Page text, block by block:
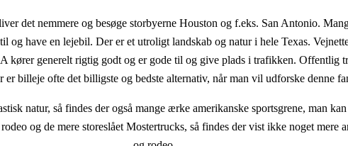
det nemmere og besøge storbyerne Houston og f.eks. San Antonio.
og have en lejebil. Der er et utroligt landskab og natur i hele Texas.
kører generelt rigtig godt og er gode til og give plads i trafikken. Offentlig
er billeje ofte det billigste og bedste alternativ, når man vil udforske denne
natur, så findes der også mange ærke amerikanske sportsgrene, man
og de mere storeslået Mostertrucks, så findes der vist ikke noget mere